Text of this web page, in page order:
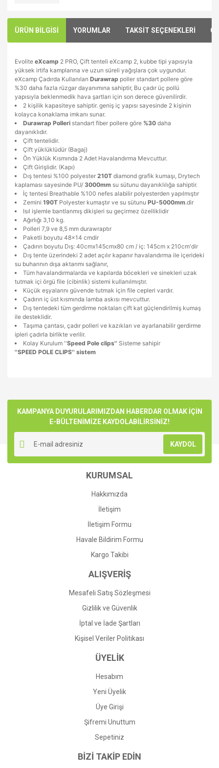
ÜRÜN BİLGİSİ YORUMLAR TAKSİT SEÇENEKLERİ
Evolite eXcamp 2 PRO, Çift tenteli eXcamp 2, kubbe tipi yapısıyla
yüksek irtifa kamplarına ve uzun süreli yağışlara çok uygundur.
eXcamp Çadırda Kullanılan Durawrap poller standart pollere göre
%30 daha fazla rüzgar dayanımına sahiptir, Bu çadır üç pollü
yapısıyla beklenmedik hava şartları için son derece güvenilirdir.
2 kişilik kapasiteye sahiptir. geniş iç yapısı sayesinde 2 kişinin
kolayca konaklama imkanı sunar.
Durawrap Polleri standart fiber pollere göre %30 daha
dayanıklıdır.
Çift tentelidir.
Çift yüklüklüdür (Bagaj)
Ön Yüklük Kısmında 2 Adet Havalandırma Mevcuttur.
Çift Girişlidir. (Kapı)
Dış tentesi %100 polyester 210T diamond grafik kumaşı, Drytech
kaplaması sayesinde PU/ 3000mm su sütunu dayanıklılığa sahiptir.
İç tentesi Breathable %100 nefes alabilir polyesterden yapılmıştır
Zemini 190T Polyester kumaştır ve su sütunu PU-5000mm.dir
Isıl işlemle bantlanmış dikişleri su geçirmez özelliklidir
Ağırlığı 3,10 kg.
Polleri 7,9 ve 8,5 mm durawraptır
Paketli boyutu 48x14 cmdir
Çadırın boyutu Dış: 40cmx145cmx80 cm / iç: 145cm x 210cm'dir
Dış tente üzerindeki 2 adet açılır kapanır havalandırma ile içerideki
su buharının dışa aktarımı sağlanır,
Tüm havalandırmalarda ve kapılarda böcekleri ve sinekleri uzak
tutmak içi örgü file (cibinlik) sistemi kullanılmıştır.
Küçük eşyalarını güvende tutmak için file cepleri vardır.
Çadırın iç üst kısmında lamba askısı mevcuttur.
Dış tentedeki tüm gerdirme noktaları çift kat güçlendirilmiş kumaş
ile desteklidir.
Taşıma çantası, çadır polleri ve kazıkları ve ayarlanabilir gerdirme
ipleri çadırla birlikte verilir.
Kolay Kurulum ''Speed Pole clips'' Sisteme sahipir
''SPEED POLE CLIPS'' sistem
Yorum Yaz
kullanarak tarafımıza iletebilirsiniz.
Görüş ve önerileriniz için teşekkür ederiz.
Ürün resmi kalitesiz, bozuk veya görüntülenemiyor.
Ürün açıklamasında eksik bilgiler bulunuyor.
Ürün bilgilerinde hatalar bulunuyor.
Ürün fiyatı diğer sitelerden daha pahalı.
Gönder
KAMPANYA DUYURULARIMIZDAN HABERDAR OLMAK İÇİN
E-BÜLTENİMİZE KAYDOLABİLİRSİNİZ!
KAYDOL
KURUMSAL
Hakkımızda
İletişim
İletişim Formu
Havale Bildirim Formu
Kargo Takibi
ALIŞVERİŞ
Mesafeli Satış Sözleşmesi
Gizlilik ve Güvenlik
İptal ve İade Şartları
Kişisel Veriler Politikası
ÜYELİK
Hesabım
Yeni Üyelik
Üye Girişi
Şifremi Unuttum
Sepetiniz
BİZİ TAKİP EDİN